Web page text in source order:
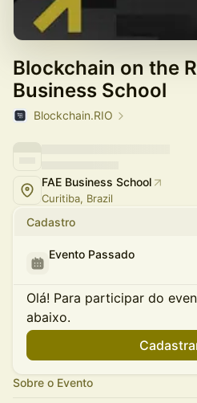
Blockchain on the
Business School
Blockchain.RIO
FAE Business School
Curitiba, Brazil
Cadastro
Evento Passado
Olá! Para participar do
abaixo.
Sobre o Evento